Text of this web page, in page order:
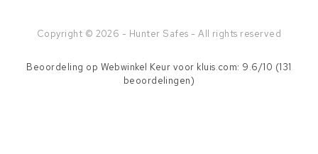
Copyright © 2026 - Hunter Safes - All rights reserved
Beoordeling op Webwinkel Keur voor kluis.com: 9.6/10 (131
beoordelingen)